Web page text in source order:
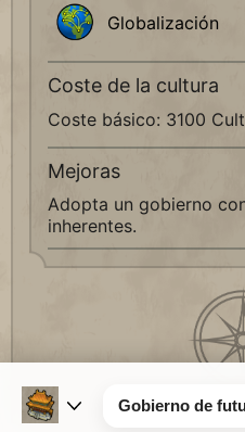
Globalización
Coste de la cultura
Coste básico: 3100
Mejoras
Adopta un gobierno
inherentes.
Gobierno de